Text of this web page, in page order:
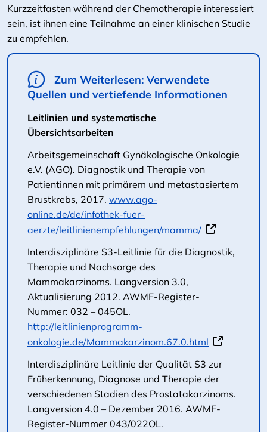
Kurzzeitfasten während der Chemotherapie interessiert
sein, ist ihnen eine Teilnahme an einer klinischen Studie
zu empfehlen.
Zum Weiterlesen: Verwendete
Quellen und vertiefende Informationen
Leitlinien und systematische
Übersichtsarbeiten
Arbeitsgemeinschaft Gynäkologische Onkologie
e.V. (AGO). Diagnostik und Therapie von
Patientinnen mit primärem und metastasiertem
Brustkrebs, 2017. www.ago-
online.de/de/infothek-fuer-
aerzte/leitlinienempfehlungen/mamma/
Interdisziplinäre S3-Leitlinie für die Diagnostik,
Therapie und Nachsorge des
Mammakarzinoms. Langversion 3.0,
Aktualisierung 2012. AWMF-Register-
Nummer: 032 – 045OL.
http://leitlinienprogramm-
onkologie.de/Mammakarzinom.67.0.html
Interdisziplinäre Leitlinie der Qualität S3 zur
Früherkennung, Diagnose und Therapie der
verschiedenen Stadien des Prostatakarzinoms.
Langversion 4.0 – Dezember 2016. AWMF-
Register-Nummer 043/022OL.